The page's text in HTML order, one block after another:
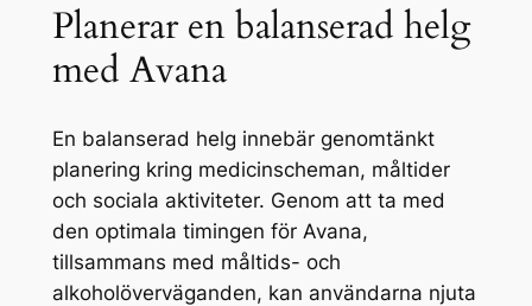
Planerar en balanserad helg
med Avana
En balanserad helg innebär genomtänkt
planering kring medicinscheman, måltider
och sociala aktiviteter. Genom att ta med
den optimala timingen för Avana,
tillsammans med måltids- och
alkoholöverväganden, kan användarna njuta